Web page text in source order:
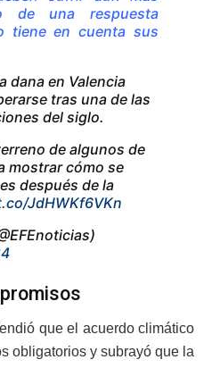
de una respuesta
tiene en cuenta sus
dana en Valencia
tras una de las
del siglo.
de algunos de
mostrar cómo se
después de la
JdHWKf6VKn
que el acuerdo climático
obligatorios y subrayó que la